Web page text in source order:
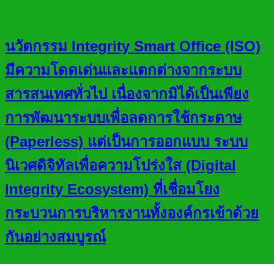
นวัตกรรม Integrity Smart Office (ISO)
มีความโดดเด่นและแตกต่างจากระบบ
สารสนเทศทั่วไป เนื่องจากมิได้เป็นเพียง
การพัฒนาระบบเพื่อลดการใช้กระดาษ
(Paperless) แต่เป็นการออกแบบ ระบบ
นิเวศดิจิทัลเพื่อความโปร่งใส (Digital
Integrity Ecosystem) ที่เชื่อมโยง
กระบวนการบริหารงานทั้งองค์กรเข้าด้วย
กันอย่างสมบูรณ์